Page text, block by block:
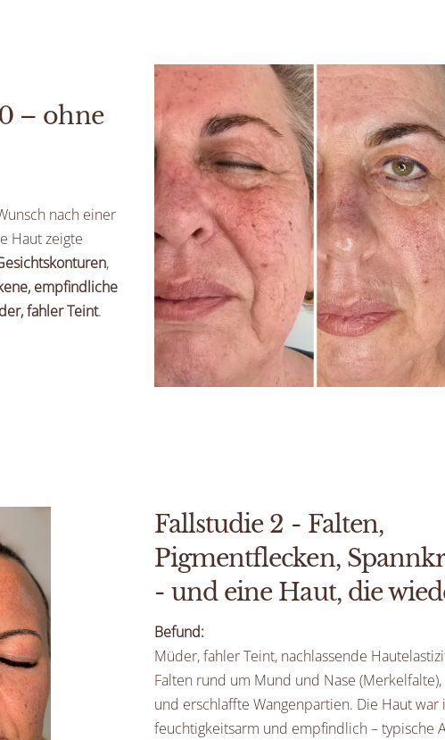
– ohne
nach einer
Haut zeigte
,
empfindliche
fahler Teint.
Fallstudie 2 - Falten,
Pigmentflecken,
- und eine Haut, die
Befund:
Müder, fahler Teint, nachlassende
Falten rund um Mund und Nase
und erschlaffte Wangenpartien. Die Haut war
feuchtigkeitsarm und empfindlich – typische